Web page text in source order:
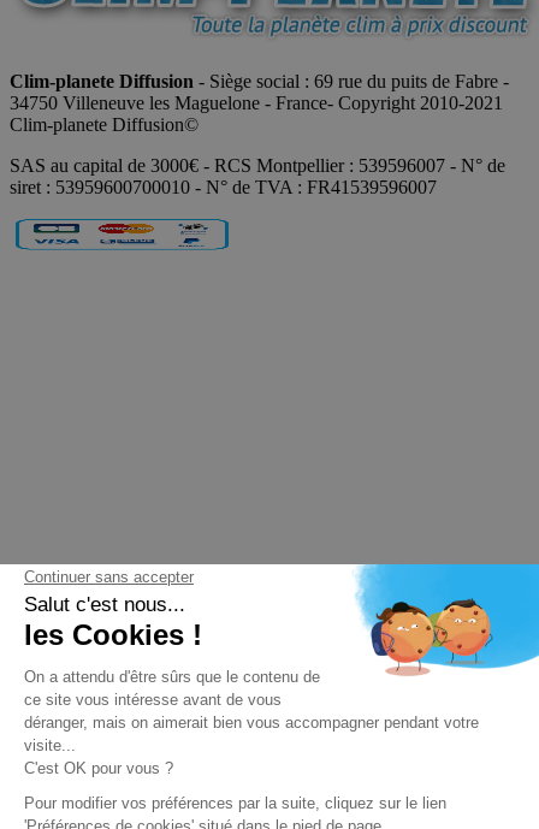
Clim-planete Diffusion - Siège social : 69 rue du puits de Fabre -
34750 Villeneuve les Maguelone - France- Copyright 2010-2021
Clim-planete Diffusion©
SAS au capital de 3000€ - RCS Montpellier : 539596007 - N° de
siret : 53959600700010 - N° de TVA : FR41539596007